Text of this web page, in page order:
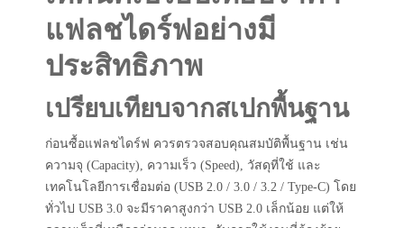
แฟลชไดร์ฟอย่างมี
ประสิทธิภาพ
เปรียบเทียบจากสเปกพื้นฐาน
ก่อนซื้อแฟลชไดร์ฟ ควรตรวจสอบคุณสมบัติพื้นฐาน เช่น
ความจุ (Capacity), ความเร็ว (Speed), วัสดุที่ใช้ และ
เทคโนโลยีการเชื่อมต่อ (USB 2.0 / 3.0 / 3.2 / Type-C) โดย
ทั่วไป USB 3.0 จะมีราคาสูงกว่า USB 2.0 เล็กน้อย แต่ให้